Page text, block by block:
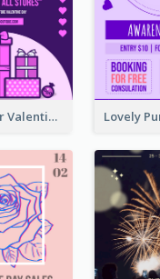
Gift For Her Valentine Celebration Poster Design Template